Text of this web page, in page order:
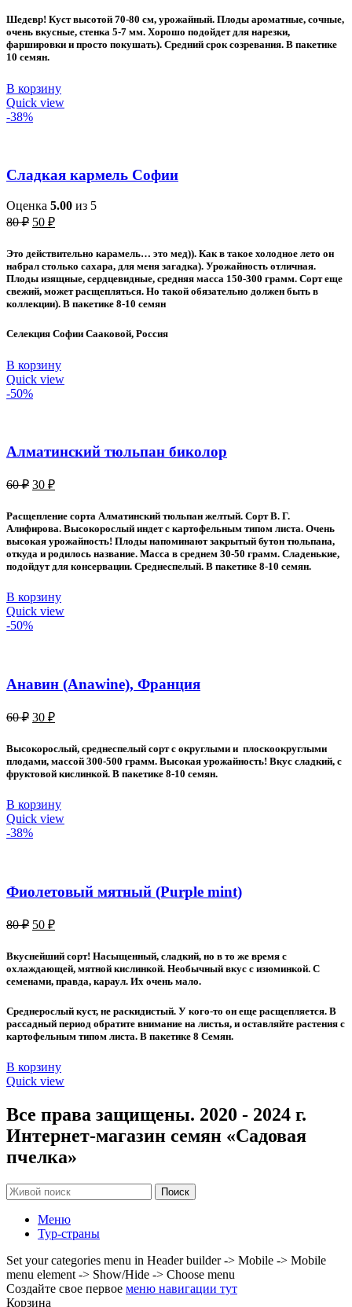
составляла
80 ₽.
50 ₽.
Шедевр! Куст высотой 70-80 см, урожайный. Плоды ароматные, сочные,
очень вкусные, стенка 5-7 мм. Хорошо подойдет для нарезки,
фаршировки и просто покушать). Средний срок созревания. В пакетике
10 семян.
В корзину
Quick view
-38%
Сладкая кармель Софии
Оценка 5.00 из 5
80₽ Первоначальная
составляла
80 ₽.
50 ₽Текущая
50 ₽.
Это действительно карамель… это мед)). Как в такое холодное лето он
набрал столько сахара, для меня загадка). Урожайность отличная.
Плоды изящные, сердцевидные, средняя масса 150-300 грамм. Сорт еще
свежий, может расщепляться. Но такой обязательно должен быть в
коллекции). В пакетике 8-10 семян
Селекция Софии Сааковой, Россия
В корзину
Quick view
-50%
Алматинский тюльпан биколор
60₽ Первоначальная
60 ₽.
30 ₽Текущая
30 ₽.
Расщепление сорта Алматинский тюльпан желтый. Сорт В. Г.
Алифирова. Высокорослый индет с картофельным типом листа. Очень
высокая урожайность! Плоды напоминают закрытый бутон тюльпана,
откуда и родилось название. Масса в среднем 30-50 грамм. Сладенькие,
подойдут для консервации. Среднеспелый. В пакетике 8-10 семян.
В корзину
Quick view
-50%
Анавин (Anawine), Франция
60₽ Первоначальная
составляла
60 ₽.
30 ₽Текущая
30 ₽.
Высокорослый, среднеспелый сорт с округлыми и плоскоокруглыми
плодами, массой 300-500 грамм. Высокая урожайность! Вкус сладкий, с
фруктовой кислинкой. В пакетике 8-10 семян.
В корзину
Quick view
-38%
Фиолетовый мятный (Purple mint)
80₽ Первоначальная
составляла
80 ₽.
50 ₽Текущая
50 ₽.
Вкуснейший сорт! Насыщенный, сладкий, но в то же время с
охлаждающей, мятной кислинкой. Необычный вкус с изюминкой. С
семенами, правда, караул. Их очень мало.
Среднерослый куст, не раскидистый. У кого-то он еще расщепляется. В
рассадный период обратите внимание на листья, и оставляйте растения с
картофельным типом листа. В пакетике 8 Семян.
В корзину
Quick view
Все права защищены. 2020 - 2024 г.
Интернет-магазин семян «Садовая
пчелка»
Поиск
Меню
Тур-страны
Set your categories menu in Header builder -> Mobile -> Mobile
menu element -> Show/Hide -> Choose menu
Создайте свое первое меню навигации тут
Корзина